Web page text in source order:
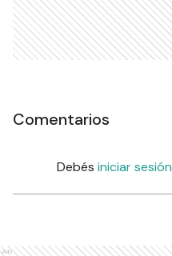
Comentarios
Debés iniciar sesión
Ads